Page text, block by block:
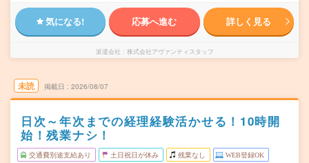
気になる! 応募へ進む 詳しく見る
派遣会社 株式会社アヴァンティスタッフ
未読 掲載日 2026/08/07
日次～年次までの経理経験活かせる！10時開
始！残業ナシ！
交通費別途支給あり 土日祝日が休み 残業なし WEB登録OK